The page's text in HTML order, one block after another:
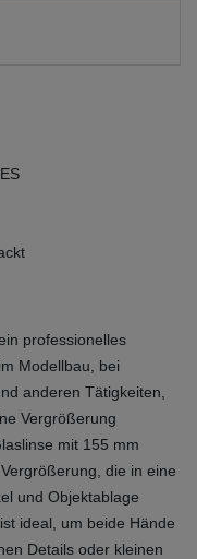
professionelles
Modellbau, bei
anderen Tätigkeiten,
Vergrößerung
mit 155 mm
die in eine
und Objektablage
ideal, um beide Hände
Details oder kleinen